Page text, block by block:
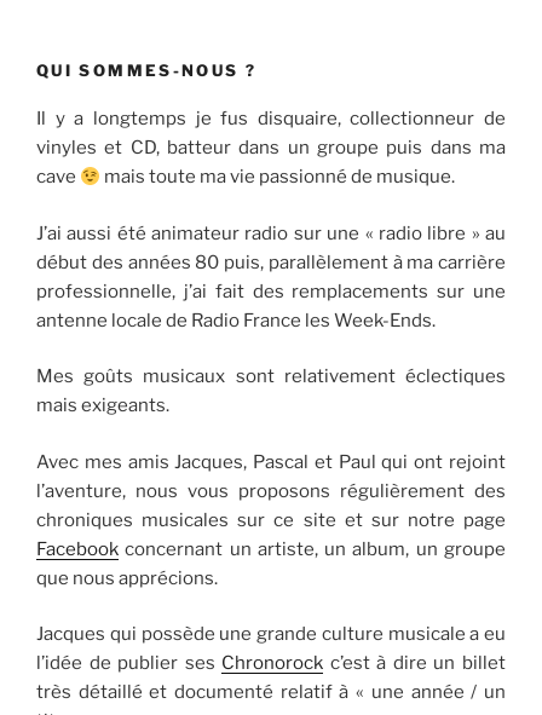
QUI SOMMES-NOUS ?
Il y a longtemps je fus disquaire, collectionneur de
vinyles et CD, batteur dans un groupe puis dans ma
cave
mais toute ma vie passionné de musique.
J’ai aussi été animateur radio sur une « radio libre » au
début des années 80 puis, parallèlement à ma carrière
professionnelle, j’ai fait des remplacements sur une
antenne locale de Radio France les Week-Ends.
Mes goûts musicaux sont relativement éclectiques
mais exigeants.
Avec mes amis Jacques, Pascal et Paul qui ont rejoint
l’aventure, nous vous proposons régulièrement des
chroniques musicales sur ce site et sur notre page
Facebook concernant un artiste, un album, un groupe
que nous apprécions.
Jacques qui possède une grande culture musicale a eu
l’idée de publier ses Chronorock c’est à dire un billet
très détaillé et documenté relatif à « une année / un